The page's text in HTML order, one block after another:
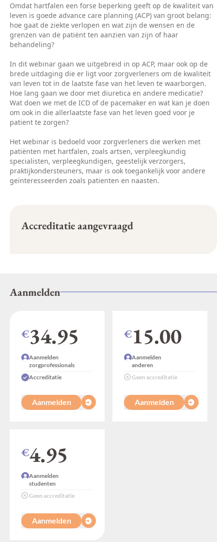
Omdat hartfalen een forse beperking geeft op de kwaliteit van
leven is goede advance care planning (ACP) van groot belang:
hoe gaat de ziekte verlopen en wat zijn de wensen en de
grenzen van de patiënt ten aanzien van zijn of haar
behandeling?
In dit webinar gaan we uitgebreid in op ACP, maar ook op de
brede uitdaging die er ligt voor zorgverleners om de kwaliteit
van leven tot in de laatste fase van het leven te waarborgen.
Hoe lang gaan we door met diuretica en andere medicatie?
Wat doen we met de ICD of de pacemaker en wat kan je doen
om ook in die allerlaatste fase van het leven goed voor je
patient te zorgen?
Het webinar is bedoeld voor zorgverleners die werken met
patiënten met hartfalen, zoals artsen, verpleegkundig
specialisten, verpleegkundigen, geestelijk verzorgers,
praktijkondersteuners, maar is ook toegankelijk voor andere
geïnteresseerden zoals patienten en naasten.
Accreditatie aangevraagd
Aanmelden
€34.95
Aanmelden
zorgprofessionals
Accreditatie
Aanmelden
€15.00
Aanmelden
anderen
Geen accreditatie
Aanmelden
€4.95
Aanmelden
studenten
Geen accreditatie
Aanmelden